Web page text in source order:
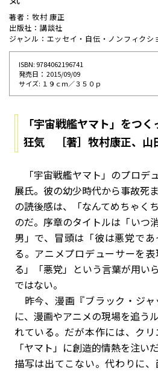
著者：牧村 康正
出版社：講談社
ジャンル：エッセイ・自伝・ノンフィクシ
ISBN: 9784062196741
発売⽇： 2015/09/09
サイズ: １９ｃｍ／３５０ｐ
「宇宙戦艦ヤマト」をつ
狂気 ［著］牧村康正、山
「宇宙戦艦ヤマト」のプロデ
展氏。彼の幼少時代から事故死
の読後感は、「なんてめちゃく
のだ。序章のタイトルは「いつ
男」で、冒頭は「彼は悪党で
る。アニメプロデューサーを
る」「悪党」という言葉が用い
ではない。
昨今、漫画『ブラック・ジャ
に、漫画やアニメの現場を追う
れている。だが本作には、ク
「ヤマト」に創造的情熱を注い
描写は出てこない。代わりに